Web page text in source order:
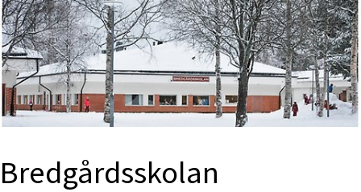
Bredgårds­skolan